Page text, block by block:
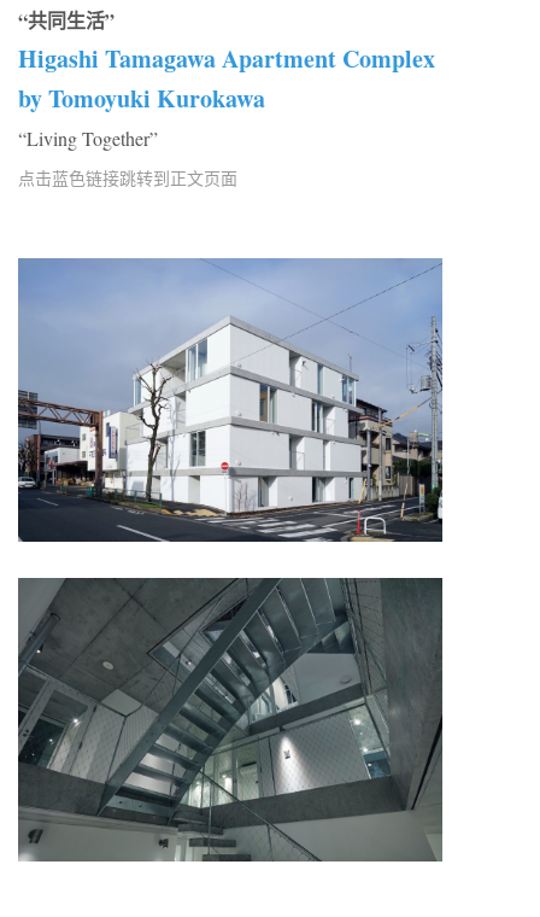
“共同生活”
Higashi Tamagawa Apartment Complex
by Tomoyuki Kurokawa
“Living Together”
点击蓝色链接跳转到正文页面